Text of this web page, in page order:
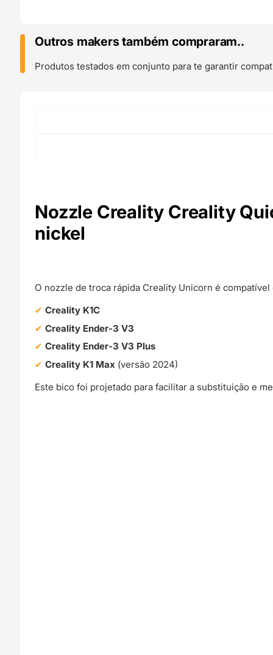
Outros makers também compraram..
Produtos testados em conjunto para te garantir
Nozzle Creality Creality
nickel
O nozzle de troca rápida Creality Unicorn é
Creality K1C
Creality Ender-3 V3
Creality Ender-3 V3 Plus
Creality K1 Max (versão 2024)
Este bico foi projetado para facilitar a substituição e